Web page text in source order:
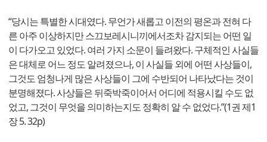
“당시는 특별한 시대였다. 무언가 새롭고 이전의 평온과 전혀 다
른 아주 이상하지만 스끄보레시니끼에서조차 감지되는 어떤 일
이 다가오고 있었다. 여러 가지 소문이 들려왔다. 구체적인 사실들
은 대체로 어느 정도 알려졌으나, 이 사실들 외에 어떤 사상들이,
그것도 엄청나게 많은 사상들이 그에 수반되어 나타났다는 것이
분명해졌다. 사상들은 뒤죽박죽이어서 어디에 적용시킬 수도 없
었고, 그것이 무엇을 의미하는지도 정확히 알 수 없었다.”(1권 제1
장 5. 32p)